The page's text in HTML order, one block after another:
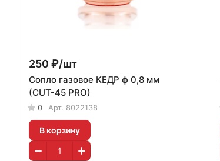
250 ₽/шт
Сопло газовое КЕДР ф 0,8 мм
(CUT-45 PRO)
0 Арт. 8022138
В корзину